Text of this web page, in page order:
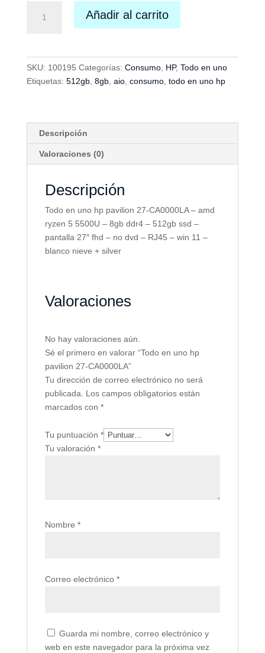
CA0000LA
Añadir al carrito
SKU: 100195 Categorías: Consumo, HP, Todo en uno
Etiquetas: 512gb, 8gb, aio, consumo, todo en uno hp
Descripción
Valoraciones (0)
Descripción
Todo en uno hp pavilion 27-CA0000LA – amd
ryzen 5 5500U – 8gb ddr4 – 512gb ssd –
pantalla 27″ fhd – no dvd – RJ45 – win 11 –
blanco nieve + silver
Valoraciones
No hay valoraciones aún.
Sé el primero en valorar “Todo en uno hp
pavilion 27-CA0000LA”
Tu dirección de correo electrónico no será
publicada. Los campos obligatorios están
marcados con *
Tu puntuación *
Tu valoración *
Nombre *
Correo electrónico *
Guarda mi nombre, correo electrónico y
web en este navegador para la próxima vez